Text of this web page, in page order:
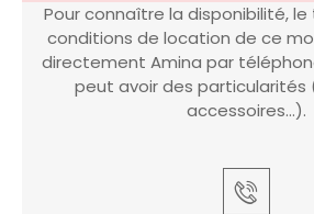
Pour connaître la disponibilité,
conditions de location de ce
directement Amina par
peut avoir des particularités
accessoires…).